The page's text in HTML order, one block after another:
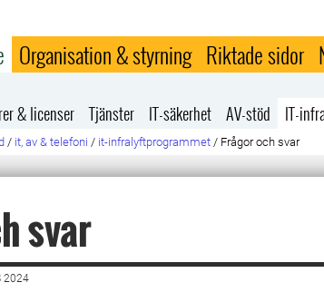
Organisation & styrning Riktade sidor
& licenser Tjänster IT-säkerhet AV-stöd IT-
/ it, av & telefoni / it-infralyftprogrammet / Frågor och svar
svar
2024